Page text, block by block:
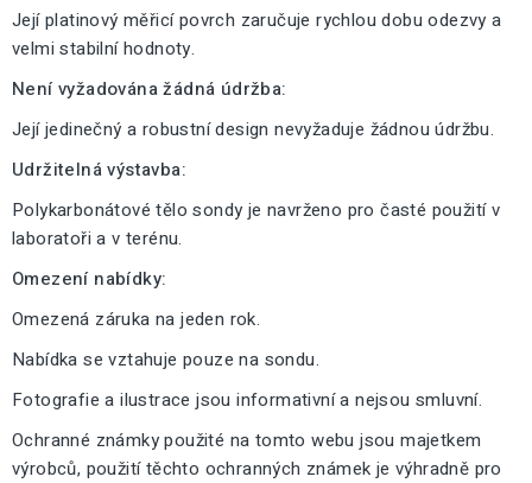
Její platinový měřicí povrch zaručuje rychlou dobu odezvy a
velmi stabilní hodnoty.
Není vyžadována žádná údržba:
Její jedinečný a robustní design nevyžaduje žádnou údržbu.
Udržitelná výstavba:
Polykarbonátové tělo sondy je navrženo pro časté použití v
laboratoři a v terénu.
Omezení nabídky:
Omezená záruka na jeden rok.
Nabídka se vztahuje pouze na sondu.
Fotografie a ilustrace jsou informativní a nejsou smluvní.
Ochranné známky použité na tomto webu jsou majetkem
výrobců, použití těchto ochranných známek je výhradně pro